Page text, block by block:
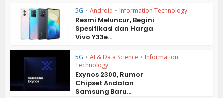
5G • Android • Information Technology
Resmi Meluncur, Begini
Spesifikasi dan Harga
Vivo Y33e...
5G • AI & Data Science • Information
Technology
Exynos 2300, Rumor
Chipset Andalan
Samsung Baru...